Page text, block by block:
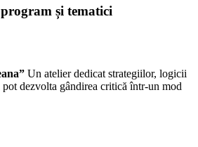
și tematici
Un atelier dedicat strategiilor, logicii
dezvolta gândirea critică într-un mod